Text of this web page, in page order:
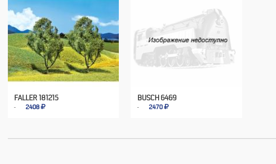
FALLER 181215
2408
BUSCH 6469
2470